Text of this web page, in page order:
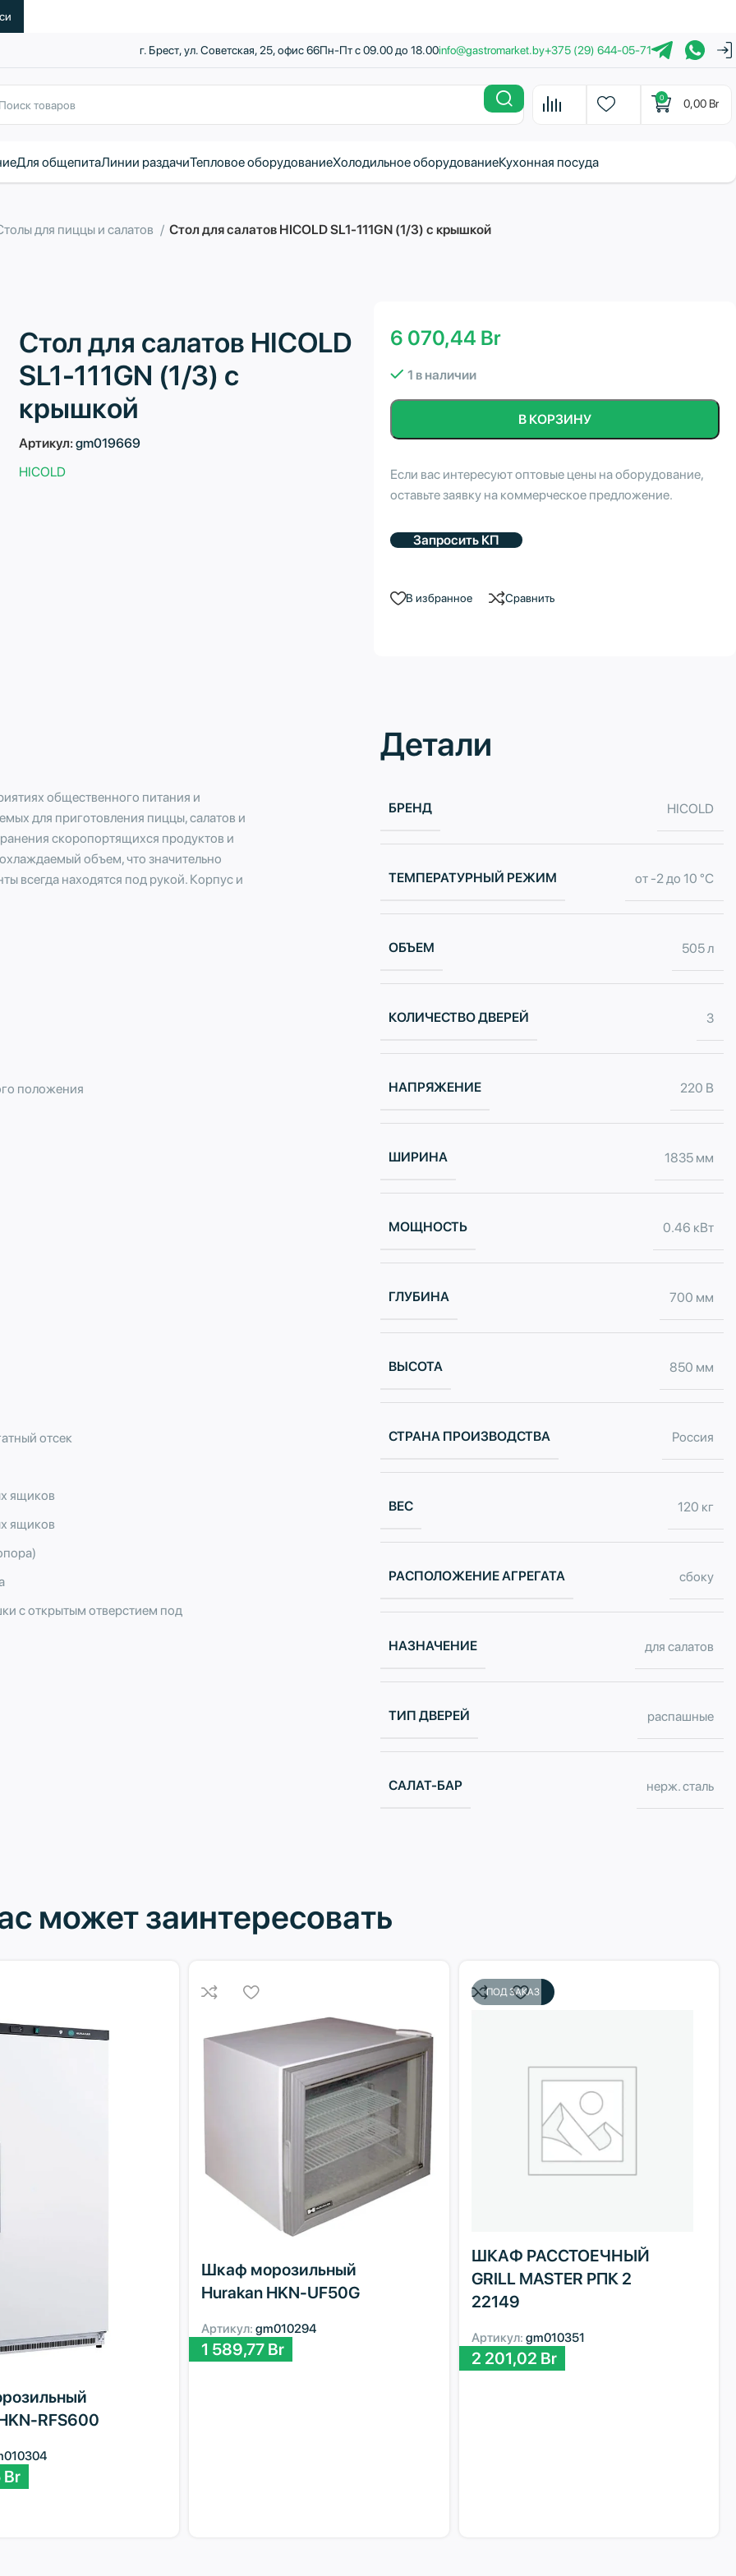
г. Брест, ул. Советская, 25, офис 66Пн-Пт с 09.00 до 18.00info@gastromarket.by+375 (29) 644-05-71
0 0,00 Br
Для общепитаЛинии раздачиТепловое оборудованиеХолодильное оборудованиеКухонная посуда
для пиццы и салатов Стол для салатов HICOLD SL1-111GN (1/3) с крышкой
Стол для салатов HICOLD
SL1-111GN (1/3) с
крышкой
Артикул:gm019669
HICOLD
6 070,44 Br
1 в наличии
В КОРЗИНУ
Если вас интересуют оптовые цены на оборудование,
оставьте заявку на коммерческое предложение.
Запросить КП
В избранное Сравнить
общественного питания и
для приготовления пиццы, салатов и
скоропортящихся продуктов и
объем, что значительно
всегда находятся под рукой. Корпус и
положения
отсек
ящиков
ящиков
с открытым отверстием под
Детали
БРЕНД HICOLD
ТЕМПЕРАТУРНЫЙ РЕЖИМ от -2 до 10 °С
ОБЪЕМ 505 л
КОЛИЧЕСТВО ДВЕРЕЙ 3
НАПРЯЖЕНИЕ 220 В
ШИРИНА 1835 мм
МОЩНОСТЬ 0.46 кВт
ГЛУБИНА 700 мм
ВЫСОТА 850 мм
СТРАНА ПРОИЗВОДСТВА Россия
ВЕС 120 кг
РАСПОЛОЖЕНИЕ АГРЕГАТА сбоку
НАЗНАЧЕНИЕ для салатов
ТИП ДВЕРЕЙ распашные
САЛАТ-БАР нерж. сталь
может заинтересовать
RFS600
Br
Шкаф морозильный
Hurakan HKN-UF50G
Артикул: gm010294
1 589,77 Br
ПОД ЗАКАЗ
ШКАФ РАССТОЕЧНЫЙ
GRILL MASTER РПК 2
22149
Артикул: gm010351
2 201,02 Br